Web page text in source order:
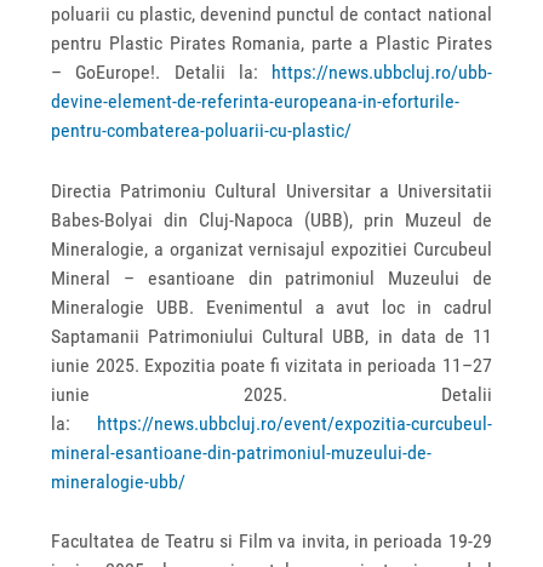
poluarii cu plastic, devenind punctul de contact national
pentru Plastic Pirates Romania, parte a Plastic Pirates
– GoEurope!. Detalii la: https://news.ubbcluj.ro/ubb-
devine-element-de-referinta-europeana-in-eforturile-
pentru-combaterea-poluarii-cu-plastic/
Directia Patrimoniu Cultural Universitar a Universitatii
Babes-Bolyai din Cluj-Napoca (UBB), prin Muzeul de
Mineralogie, a organizat vernisajul expozitiei Curcubeul
Mineral – esantioane din patrimoniul Muzeului de
Mineralogie UBB. Evenimentul a avut loc in cadrul
Saptamanii Patrimoniului Cultural UBB, in data de 11
iunie 2025. Expozitia poate fi vizitata in perioada 11–27
iunie 2025. Detalii
la: https://news.ubbcluj.ro/event/expozitia-curcubeul-
mineral-esantioane-din-patrimoniul-muzeului-de-
mineralogie-ubb/
Facultatea de Teatru si Film va invita, in perioada 19-29